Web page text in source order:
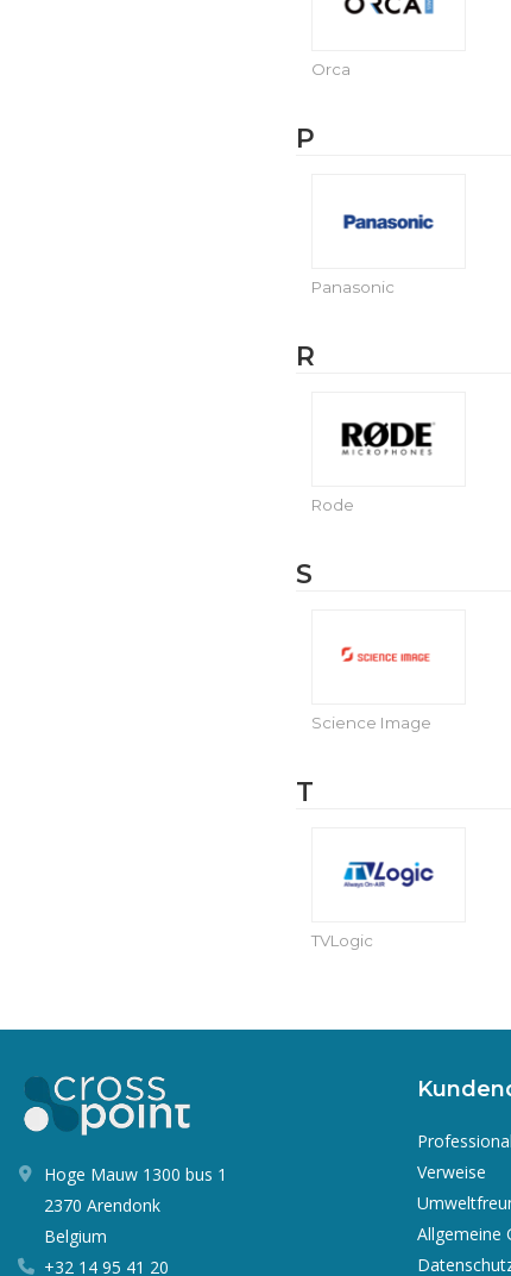
Orca
P
Panasonic
R
Rode
S
Science Image
T
TVLogic
Hoge Mauw 1300 bus 1
2370 Arendonk
Belgium
+32 14 95 41 20
Verweise
Allgemeine